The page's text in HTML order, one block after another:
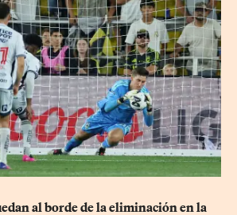
al borde de la eliminación en la